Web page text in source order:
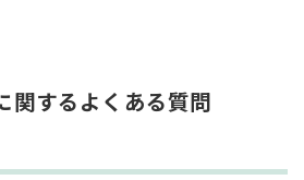
関するよくある質問